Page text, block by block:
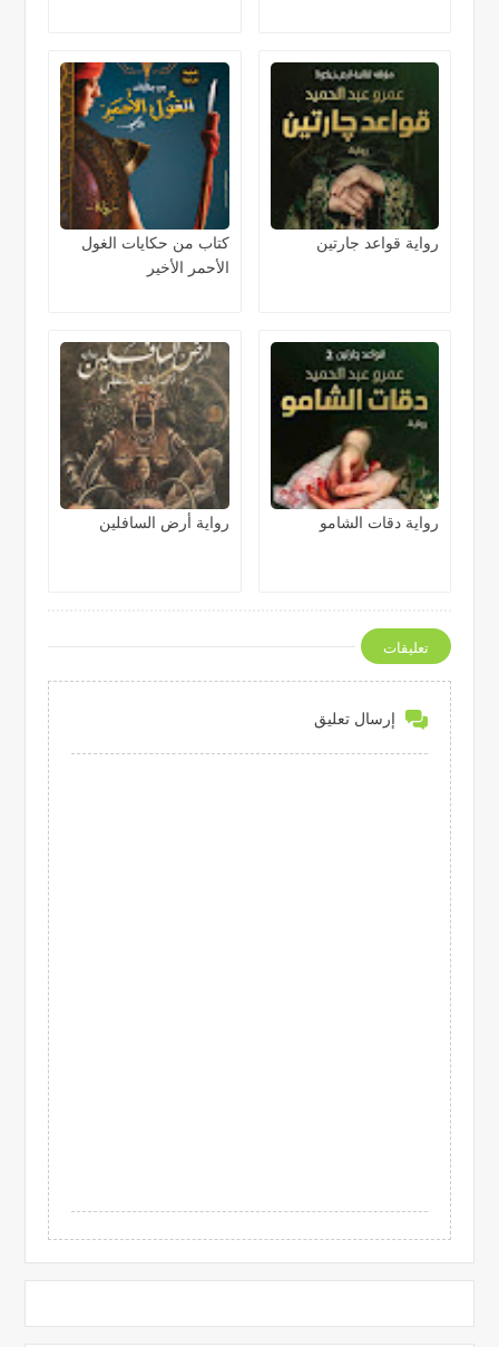
رواية قواعد جارتين
كتاب من حكايات الغول
الأحمر الأخير
رواية دقات الشامو رواية أرض السافلين
تعليقات
إرسال تعليق